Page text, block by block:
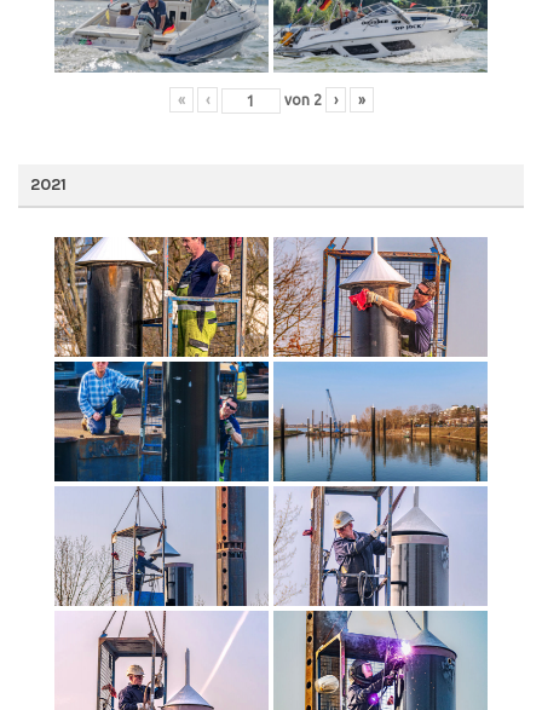
« ‹ von 2 › »
2021